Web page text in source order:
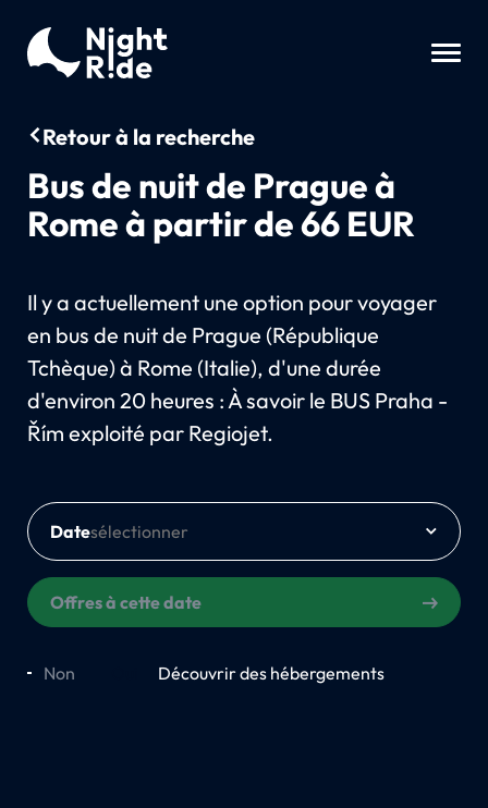
Retour à la recherche
Bus de nuit de Prague à
Rome à partir de 66 EUR
Il y a actuellement une option pour voyager
en bus de nuit de Prague (République
Tchèque) à Rome (Italie), d'une durée
d'environ 20 heures : À savoir le BUS Praha -
Řím exploité par Regiojet.
Date
Offres à cette date
Non Découvrir des hébergements